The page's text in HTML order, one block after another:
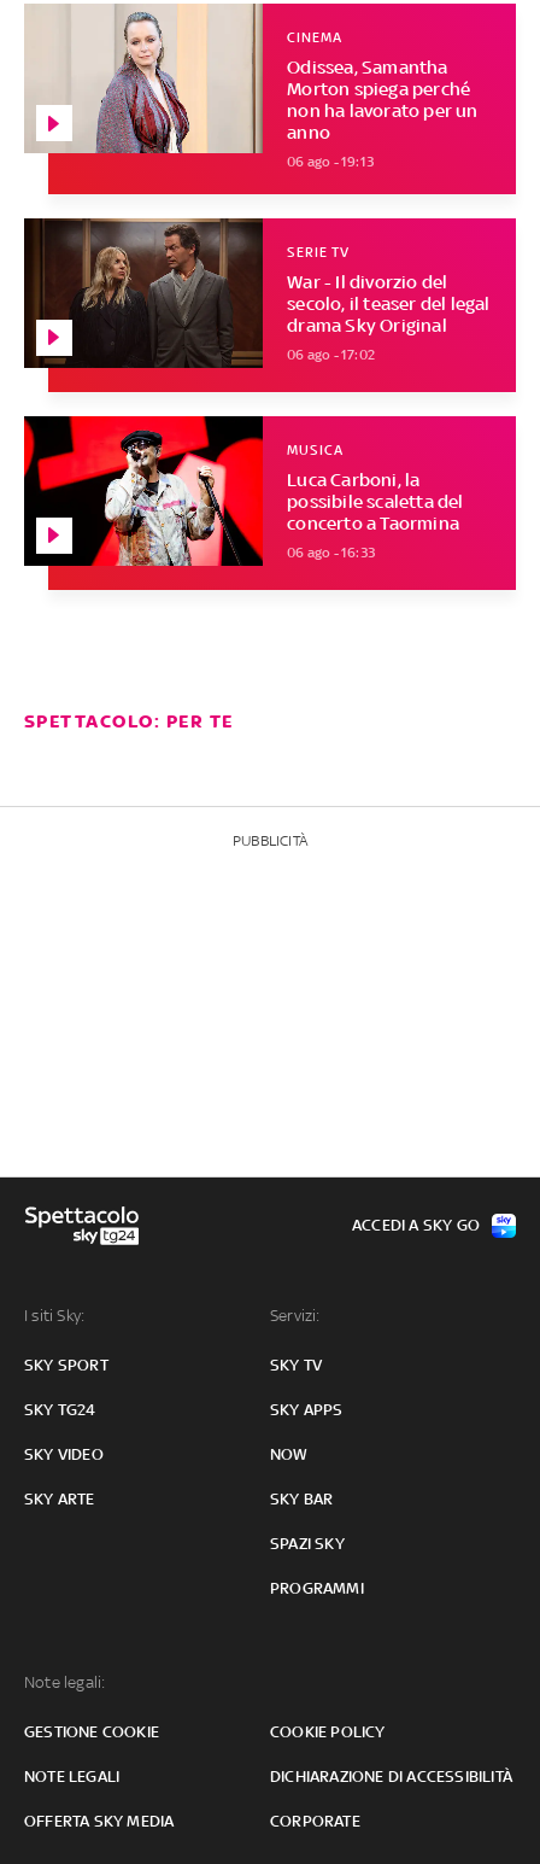
Odissea, Samantha
Morton spiega perché
non ha lavorato per un
anno
CINEMA
06 ago - 19:13
War - Il divorzio del
secolo, il teaser del legal
drama Sky Original
SERIE TV
06 ago - 17:02
Luca Carboni, la
possibile scaletta del
concerto a Taormina
MUSICA
06 ago - 16:33
SPETTACOLO: PER TE
PUBBLICITÀ
I siti Sky:
SKY SPORT
SKY TG24
SKY VIDEO
SKY ARTE
Servizi:
SKY TV
SKY APPS
NOW
SKY BAR
SPAZI SKY
PROGRAMMI
Note legali:
GESTIONE COOKIE COOKIE POLICY
NOTE LEGALI DICHIARAZIONE DI ACCESSIBILITÀ
OFFERTA SKY MEDIA CORPORATE
ACCEDI A SKY GO